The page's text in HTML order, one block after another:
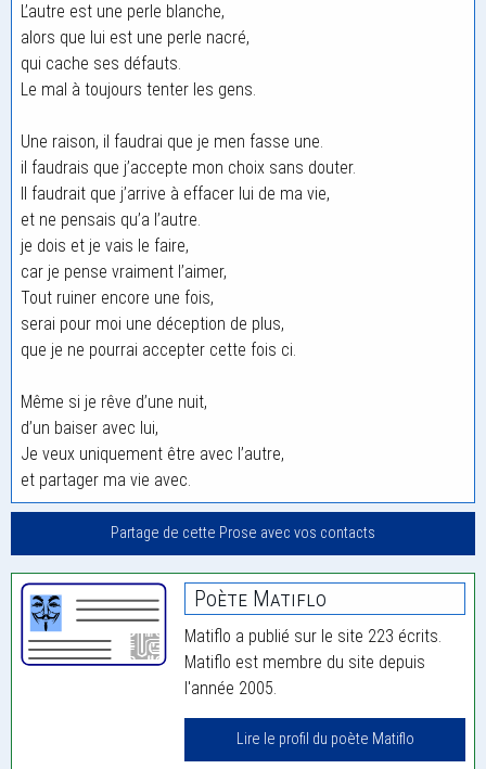
L’autre est une perle blanche,
alors que lui est une perle nacré,
qui cache ses défauts.
Le mal à toujours tenter les gens.
Une raison, il faudrai que je men fasse une.
il faudrais que j’accepte mon choix sans douter.
Il faudrait que j’arrive à effacer lui de ma vie,
et ne pensais qu’a l’autre.
je dois et je vais le faire,
car je pense vraiment l’aimer,
Tout ruiner encore une fois,
serai pour moi une déception de plus,
que je ne pourrai accepter cette fois ci.
Même si je rêve d’une nuit,
d’un baiser avec lui,
Je veux uniquement être avec l’autre,
et partager ma vie avec.
Partage de cette Prose avec vos contacts
Poète Matiflo
Matiflo a publié sur le site 223 écrits.
Matiflo est membre du site depuis
l'année 2005.
Lire le profil du poète Matiflo